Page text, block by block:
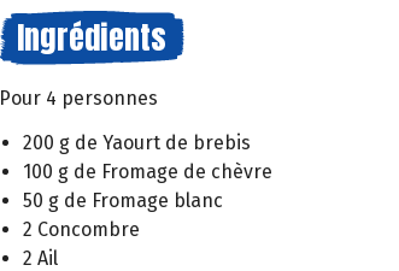
Ingrédients
Pour 4 personnes
200 g de Yaourt de brebis
100 g de Fromage de chèvre
50 g de Fromage blanc
2 Concombre
2 Ail